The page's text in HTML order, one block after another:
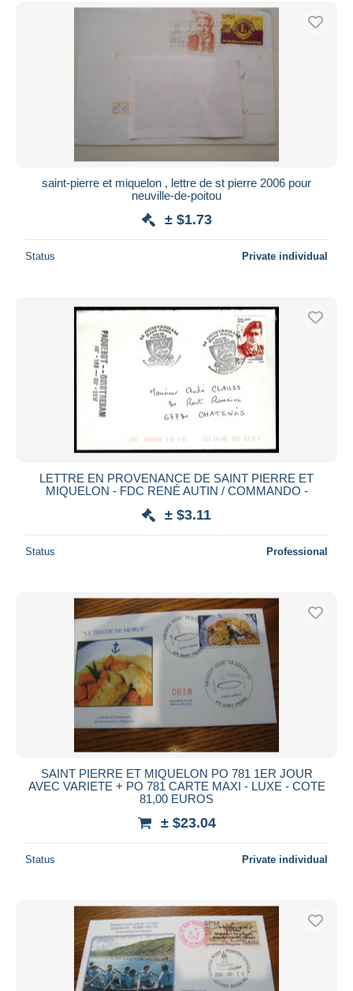
Seller's residence
saint-pierre et miquelon , lettre de st pierre 2006 pour
neuville-de-poitou
± $1.73
Status Private individual
LETTRE EN PROVENANCE DE SAINT PIERRE ET
MIQUELON - FDC RENÉ AUTIN / COMMANDO -
± $3.11
Status Professional
SAINT PIERRE ET MIQUELON PO 781 1ER JOUR
AVEC VARIETE + PO 781 CARTE MAXI - LUXE - COTE
81,00 EUROS
± $23.04
Status Private individual